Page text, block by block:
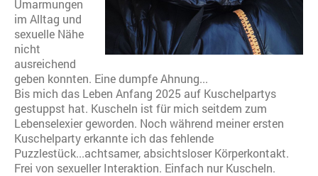
Umarmungen
im Alltag und
sexuelle Nähe
nicht
ausreichend
geben konnten. Eine dumpfe Ahnung...
Bis mich das Leben Anfang 2025 auf Kuschelpartys
gestuppst hat. Kuscheln ist für mich seitdem zum
Lebenselexier geworden. Noch während meiner ersten
Kuschelparty erkannte ich das fehlende
Puzzlestück...achtsamer, absichtsloser Körperkontakt.
Frei von sexueller Interaktion. Einfach nur Kuscheln.